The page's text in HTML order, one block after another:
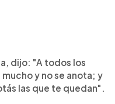
dijo: "A todos los
y no se anota; y
las que te quedan".